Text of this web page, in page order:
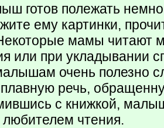
готов полежать
ему картинки,
мамы читают
или при укладывании
очень полезно
речь,
с книжкой,
чтения.